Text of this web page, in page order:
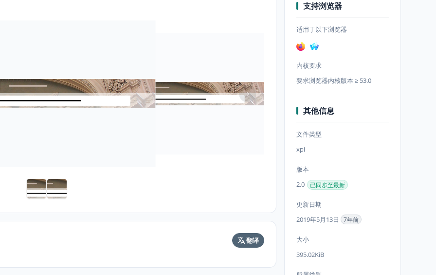
翻译
支持浏览器
适用于以下浏览器
内核要求
要求浏览器内核版本 ≥ 53.0
其他信息
文件类型
xpi
版本
2.0
已同步至最新
更新日期
2019年5月13日
7年前
大小
395.02KiB